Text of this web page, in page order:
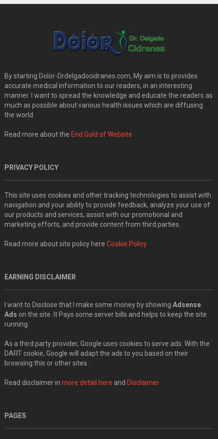
By starting Dolor-Drdelgadocidranes.com, My aim is to provides
accurate medical information to our readers, in an interesting
manner. I want to spread the knowledge and educate the readers as
much as possible about various health issues which are diffusing
the world.
Read more about the End Gold of Website
PRIVACY POLICY
This site uses cookies and other tracking technologies to assist with
navigation and your ability to provide feedback, analyze your use of
our products and services, assist with our promotional and
marketing efforts, and provide content from third parties.
Read more about site policy here Cookie Policy
EARNING DISCLAIMER
I want to Disclose that I make some money by showing Adsense
Ads on the site. It Pays some server bills and helps to keep the site
running.
As a third party provider, Google uses cookies to serve ads. With the
DART cookie, Google will adapt the ads to you based on their
browsing this or other sites..
Read disclaimer in more detail here and Disclaimer
PAGES